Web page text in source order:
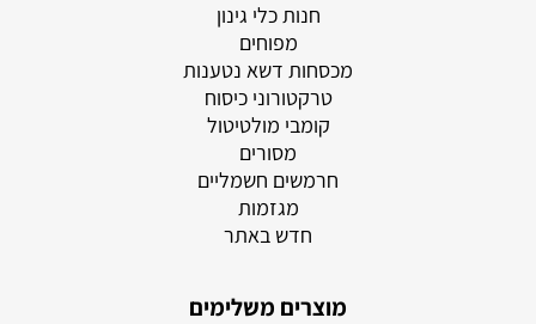
חנות כלי גינון
מפוחים
מכסחות דשא נטענות
טרקטורוני כיסוח
קומבי מולטיטול
מסורים
חרמשים חשמליים
מגזמות
חדש באתר
מוצרים משלימים